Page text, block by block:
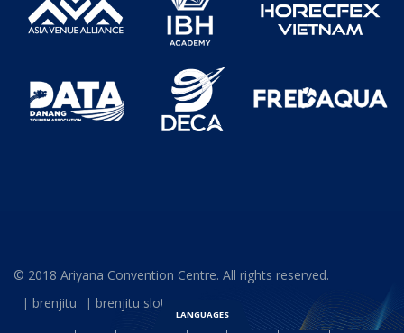
© 2018 Ariyana Convention Centre. All rights reserved.
brenjitu
brenjitu slot
LANGUAGES